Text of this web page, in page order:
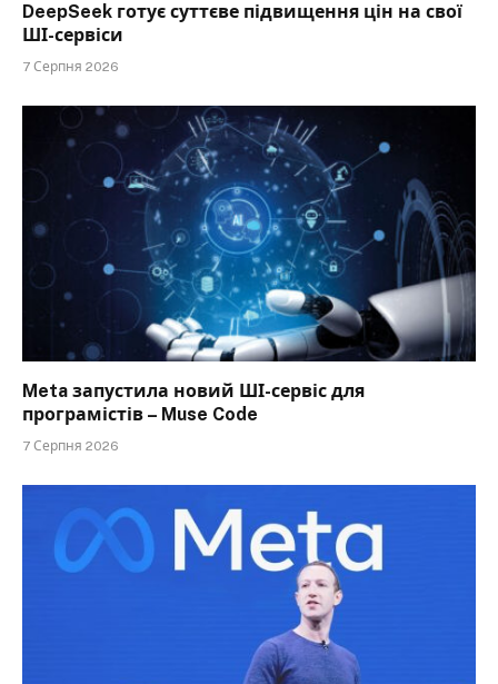
DeepSeek готує суттєве підвищення цін на свої
ШІ-сервіси
7 Серпня 2026
Meta запустила новий ШІ-сервіс для
програмістів – Muse Code
7 Серпня 2026